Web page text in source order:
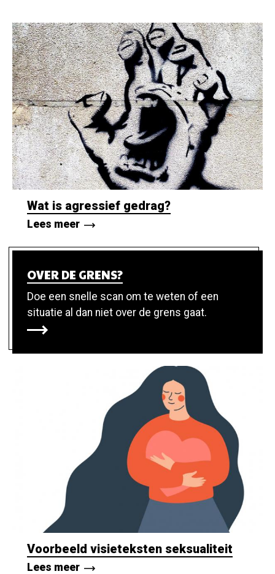
Wat is agressief gedrag?
Lees meer
OVER DE GRENS?
Doe een snelle scan om te weten of een
situatie al dan niet over de grens gaat.
Voorbeeld visieteksten seksualiteit
Lees meer